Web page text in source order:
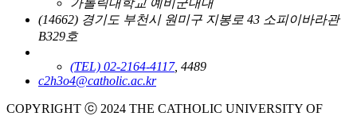
가톨릭대학교 예비군대대
(14662) 경기도 부천시 원미구 지봉로 43 소피이바라관
B329호
(TEL) 02-2164-4117, 4489
c2h3o4@catholic.ac.kr
COPYRIGHT ⓒ 2024 THE CATHOLIC UNIVERSITY OF